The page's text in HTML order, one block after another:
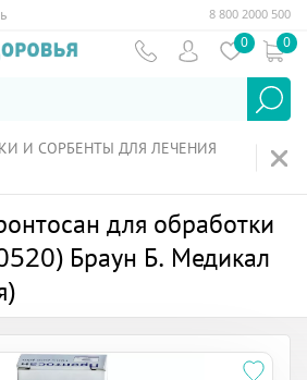
8 800 2000 500
0 0
И СОРБЕНТЫ ДЛЯ ЛЕЧЕНИЯ
для обработки
Браун Б. Медикал